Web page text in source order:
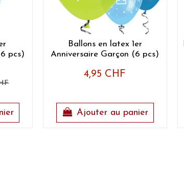
pcs)
Ballons en latex 1er
Anniversaire Garçon (6 pcs)
4,95 CHF
Ajouter au panier